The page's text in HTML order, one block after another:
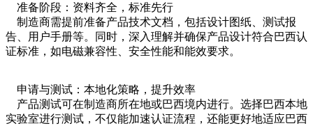
准备阶段：资料齐全，标准先行
制造商需提前准备产品技术文档，包括设计图纸、测试报
告、用户手册等。同时，深入理解并确保产品设计符合巴西认
证标准，如电磁兼容性、安全性能和能效要求。
申请与测试：本地化策略，提升效率
产品测试可在制造商所在地或巴西境内进行。选择巴西本地
实验室进行测试，不仅能加速认证流程，还能更好地适应巴西